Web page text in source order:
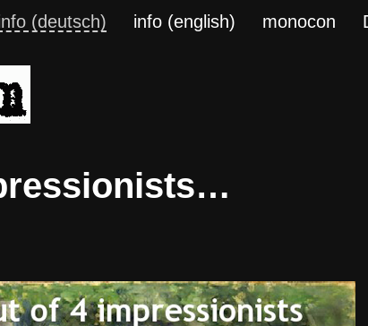
(deutsch) info (english) monocon